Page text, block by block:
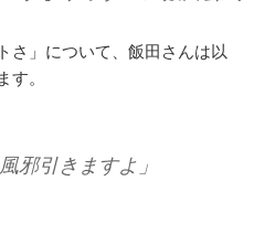
さ」について、飯田さんは以
す。
風邪引きますよ」